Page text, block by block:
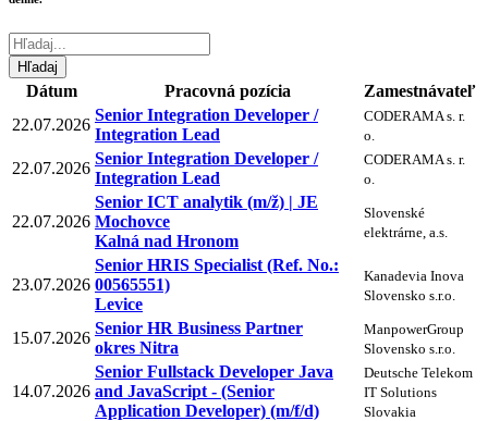
Dátum Pracovná pozícia
Zamestnávateľ
22.07.2026
Senior Integration Developer /
Integration Lead
CODERAMA s. r.
o.
22.07.2026
Senior Integration Developer /
Integration Lead
CODERAMA s. r.
o.
22.07.2026
Senior ICT analytik (m/ž) | JE
Mochovce
Kalná nad Hronom
Slovenské
elektrárne, a.s.
23.07.2026
Senior HRIS Specialist (Ref. No.:
00565551)
Levice
Kanadevia Inova
Slovensko s.r.o.
15.07.2026
Senior HR Business Partner
okres Nitra
ManpowerGroup
Slovensko s.r.o.
14.07.2026
Senior Fullstack Developer Java
and JavaScript - (Senior
Application Developer) (m/f/d)
Deutsche Telekom
IT Solutions
Slovakia